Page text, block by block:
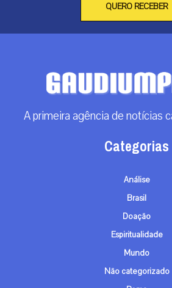
QUERO RECEBER
A primeira agência de notícias
Categorias
Análise
Brasil
Doação
Espiritualidade
Mundo
Não categorizado